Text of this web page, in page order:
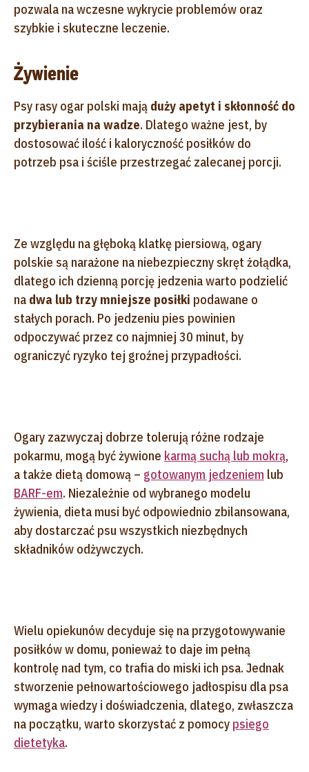
pozwala na wczesne wykrycie problemów oraz
szybkie i skuteczne leczenie.
Żywienie
Psy rasy ogar polski mają duży apetyt i skłonność do
przybierania na wadze. Dlatego ważne jest, by
dostosować ilość i kaloryczność posiłków do
potrzeb psa i ściśle przestrzegać zalecanej porcji.
Ze względu na głęboką klatkę piersiową, ogary
polskie są narażone na niebezpieczny skręt żołądka,
dlatego ich dzienną porcję jedzenia warto podzielić
na dwa lub trzy mniejsze posiłki podawane o
stałych porach. Po jedzeniu pies powinien
odpoczywać przez co najmniej 30 minut, by
ograniczyć ryzyko tej groźnej przypadłości.
Ogary zazwyczaj dobrze tolerują różne rodzaje
pokarmu, mogą być żywione karmą suchą lub mokrą,
a także dietą domową – gotowanym jedzeniem lub
BARF-em. Niezależnie od wybranego modelu
żywienia, dieta musi być odpowiednio zbilansowana,
aby dostarczać psu wszystkich niezbędnych
składników odżywczych.
Wielu opiekunów decyduje się na przygotowywanie
posiłków w domu, ponieważ to daje im pełną
kontrolę nad tym, co trafia do miski ich psa. Jednak
stworzenie pełnowartościowego jadłospisu dla psa
wymaga wiedzy i doświadczenia, dlatego, zwłaszcza
na początku, warto skorzystać z pomocy psiego
dietetyka.